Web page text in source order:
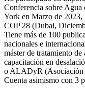
Conferencia sobre Agua
York en Marzo de
COP 28 (Dubai,
Tiene más de 100
nacionales e
máster de tratamiento
capacitación en
o ALADyR (Asociación
Cuenta asimismo con 3